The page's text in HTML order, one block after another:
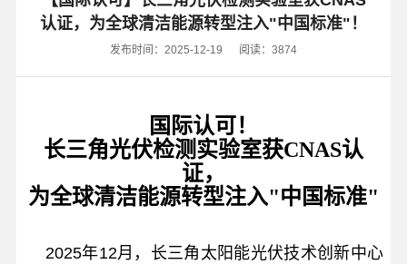
认证，为全球清洁能源转型注入"中国标准"！
发布时间：2025-12-19 阅读：3874
国际认可！
长三角光伏检测实验室获CNAS认
证，
为全球清洁能源转型注入"中国标准"
2025年12月，长三角太阳能光伏技术创新中心